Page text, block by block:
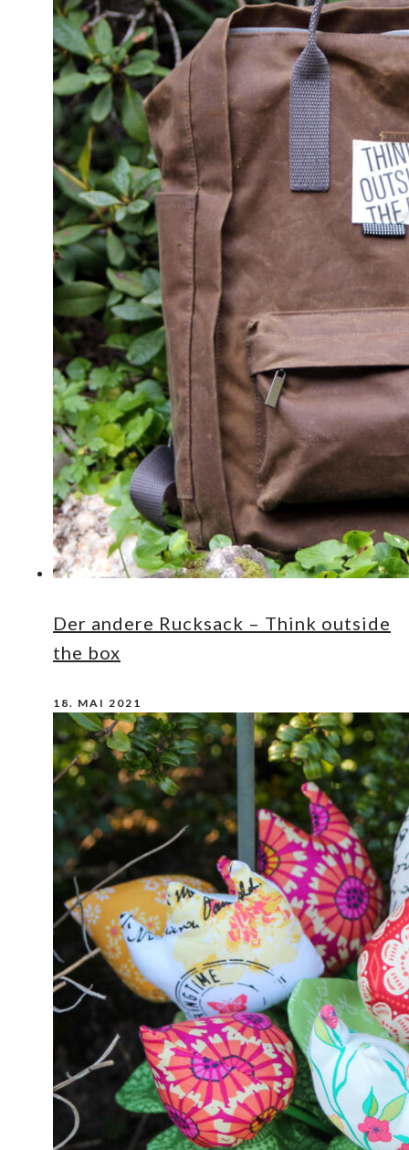
Der andere Rucksack – Think outside
the box
18. MAI 2021